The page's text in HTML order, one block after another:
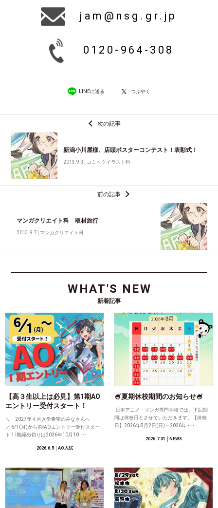
jam@nsg.gr.jp
0120-964-308
LINEに送る つぶやく
次の記事
新潟小川屋様、店頭ポスターコンテスト！表彰式！
2013.9.3 コミックイラスト科
前の記事
マンガクリエイト科 取材旅行
2013.9.7 │マンガクリエイト科
WHAT'S NEW
新着記事
【高３生以上は必見】第1期AO
エントリー受付スタート！
＼ 2027年４月入学希望のみなさんへ
／ 6/1(月)からⅠ期AOエントリー受付スター
ト！Ⅰ期締め切りは2026年10月10 ･･･
2026.6.5│AO入試
🍧夏期休校期間のお知らせ🍧
日本アニメ・マンガ専門学校では、下記期
間は休校日とさせていただきます。【休校
日】2026年8月2日(日)～2026年 ･･･
2026.7.31 │NEWS